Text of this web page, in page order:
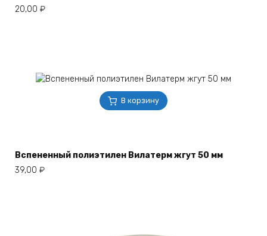
20,00 ₽
В корзину
Вспененный полиэтилен Вилатерм жгут 50 мм
39,00 ₽